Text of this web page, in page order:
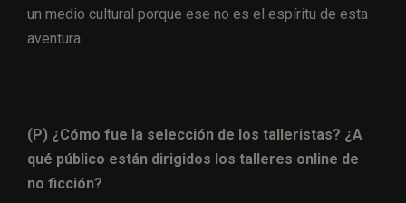
un medio cultural porque ese no es el espíritu de esta
aventura.
(P) ¿Cómo fue la selección de los talleristas? ¿A
qué público están dirigidos los talleres online de
no ficción?